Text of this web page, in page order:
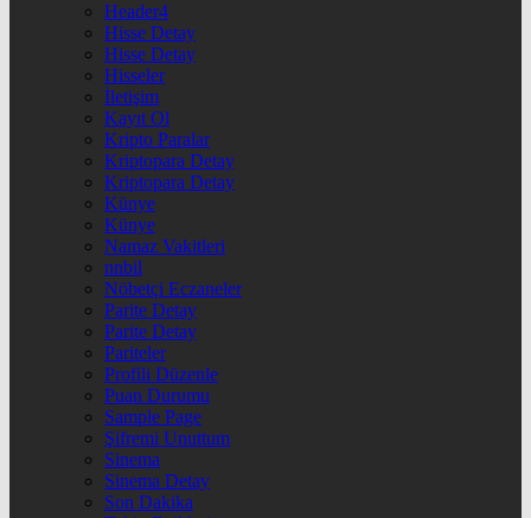
Header4
Hisse Detay
Hisse Detay
Hisseler
İletişim
Kayıt Ol
Kripto Paralar
Kriptopara Detay
Kriptopara Detay
Künye
Künye
Namaz Vakitleri
nnbil
Nöbetçi Eczaneler
Parite Detay
Parite Detay
Pariteler
Profili Düzenle
Puan Durumu
Sample Page
Şifremi Unuttum
Sinema
Sinema Detay
Son Dakika